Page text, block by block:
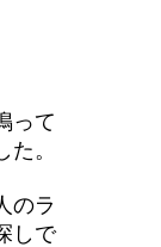
って
。
のラ
しで